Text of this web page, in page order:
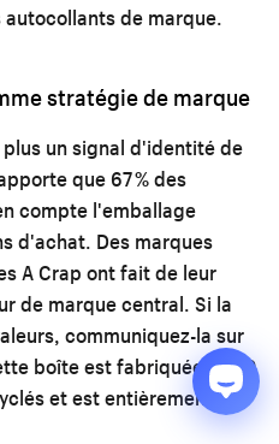
de marque.
stratégie de marque
un signal d'identité de
que 67 % des
compte l'emballage
d'achat. Des marques
A Crap ont fait de leur
de marque central. Si la
communiquez-la sur
boîte est fabriquée à 100
et est entièrement